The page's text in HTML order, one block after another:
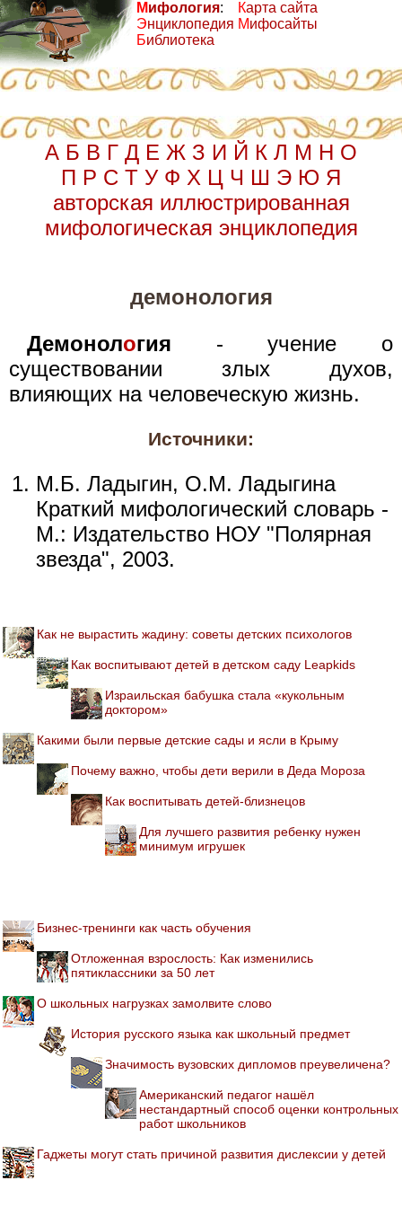
Мифология:
Энциклопедия
Библиотека
Карта сайта
Мифосайты
А Б В Г Д Е Ж З И Й К Л М Н О
П Р С Т У Ф Х Ц Ч Ш Э Ю Я
авторская иллюстрированная
мифологическая энциклопедия
демонология
Демонология - учение о
существовании злых духов,
влияющих на человеческую жизнь.
Источники:
М.Б. Ладыгин, О.М. Ладыгина
Краткий мифологический словарь -
М.: Издательство НОУ "Полярная
звезда", 2003.
Как не вырастить жадину: советы детских психологов
Как воспитывают детей в детском саду Leapkids
Израильская бабушка стала «кукольным
доктором»
Какими были первые детские сады и ясли в Крыму
Почему важно, чтобы дети верили в Деда Мороза
Как воспитывать детей-близнецов
Для лучшего развития ребенку нужен
минимум игрушек
Бизнес-тренинги как часть обучения
Отложенная взрослость: Как изменились
пятиклассники за 50 лет
О школьных нагрузках замолвите слово
История русского языка как школьный предмет
Значимость вузовских дипломов преувеличена?
Американский педагог нашёл
нестандартный способ оценки контрольных
работ школьников
Гаджеты могут стать причиной развития дислексии у детей